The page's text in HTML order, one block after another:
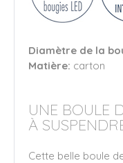
Diamètre de la
Matière: carton
UNE BOULE
À
Cette belle boule